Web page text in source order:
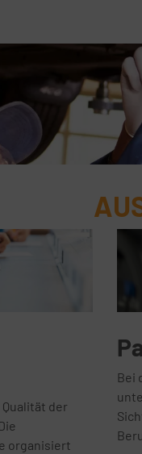
der
organisiert
Bei